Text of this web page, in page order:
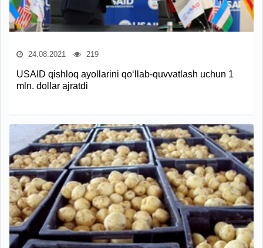
24.08.2021 219
USAID qishloq ayollarini qo‘llab-quvvatlash uchun 1
mln. dollar ajratdi